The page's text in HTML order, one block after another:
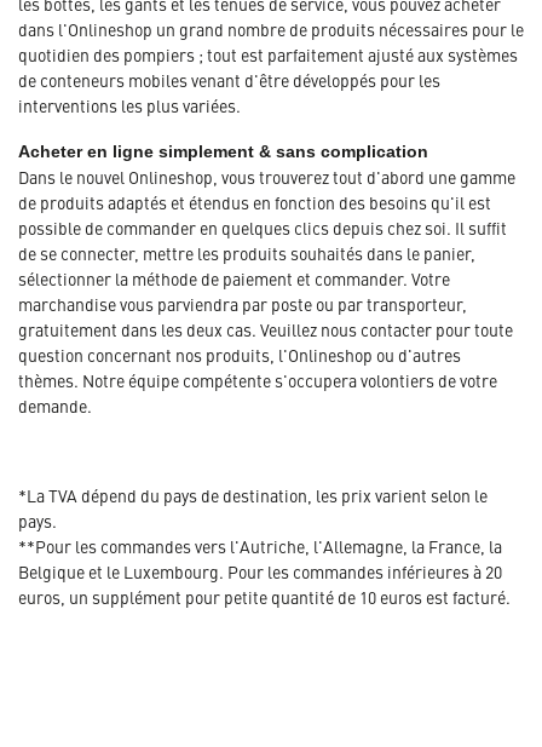
dans l'Onlineshop un grand nombre de produits nécessaires pour le
quotidien des pompiers ; tout est parfaitement ajusté aux systèmes
de conteneurs mobiles venant d'être développés pour les
interventions les plus variées.
Acheter en ligne simplement & sans complication
Dans le nouvel Onlineshop, vous trouverez tout d'abord une gamme
de produits adaptés et étendus en fonction des besoins qu'il est
possible de commander en quelques clics depuis chez soi. Il suffit
de se connecter, mettre les produits souhaités dans le panier,
sélectionner la méthode de paiement et commander. Votre
marchandise vous parviendra par poste ou par transporteur,
gratuitement dans les deux cas. Veuillez nous contacter pour toute
question concernant nos produits, l'Onlineshop ou d'autres
thèmes. Notre équipe compétente s'occupera volontiers de votre
demande.
*La TVA dépend du pays de destination, les prix varient selon le
pays.
**Pour les commandes vers l'Autriche, l'Allemagne, la France, la
Belgique et le Luxembourg. Pour les commandes inférieures à 20
euros, un supplément pour petite quantité de 10 euros est facturé.